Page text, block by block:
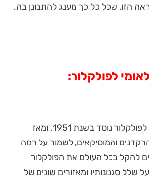
הזו, שכל כל כך מענג להתבונן בה.
לפולקלור:
האנסמבל הלאומי לפולקלור נוסד בשנת 1951. ומאז
והמוסיקאים, לשמור על רמה
להקל בכל העולם את הפולקלור
שלל סגנונותיו ומאזורים שונים של